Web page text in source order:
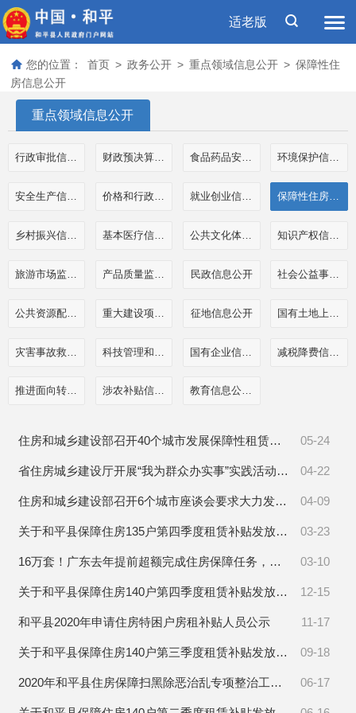
适老版
您的位置： 首页 > 政务公开 > 重点领域信息公开 > 保障性住
房信息公开
重点领域信息公开
行政审批信息公开 财政预决算和三公经费公开 食品药品安全信息公开 环境保护信息公开
安全生产信息公开 价格和行政事业性收费信息公开 就业创业信息公开 保障性住房信息公开
乡村振兴信息公开 基本医疗信息公开 公共文化体育信息公开 知识产权信息公开
民政信息公开
征地信息公开
推进面向转移落户人员的服务公开 涉农补贴信息公开 教育信息公开栏目
05-24
住房和城乡建设部召开40个城市发展保障性租赁住房工作座谈会
04-22
省住房城乡建设厅开展“我为群众办实事”实践活动着力解决困难群体住房等难题
04-09
住房和城乡建设部召开6个城市座谈会要求大力发展保障性租赁住房
03-23
关于和平县保障住房135户第四季度租赁补贴发放的通知
03-10
16万套！广东去年提前超额完成住房保障任务，今年全面改造老旧小区
12-15
关于和平县保障住房140户第四季度租赁补贴发放的通知
11-17
和平县2020年申请住房特困户房租补贴人员公示
09-18
关于和平县保障住房140户第三季度租赁补贴发放的通知
06-17
2020年和平县住房保障扫黑除恶治乱专项整治工作实施方案